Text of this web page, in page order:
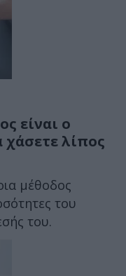
είναι ο
χάσετε λίπος
μέθοδος
του
του.